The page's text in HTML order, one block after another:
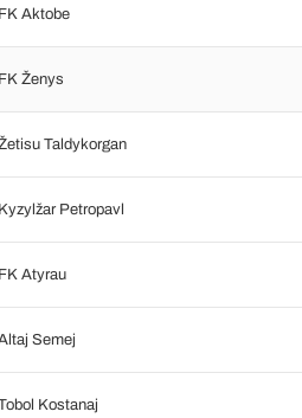
FK Aktobe
FK Ženys
Taldykorgan
Kyzylžar Petropavl
FK Atyrau
Semej
Kostanaj